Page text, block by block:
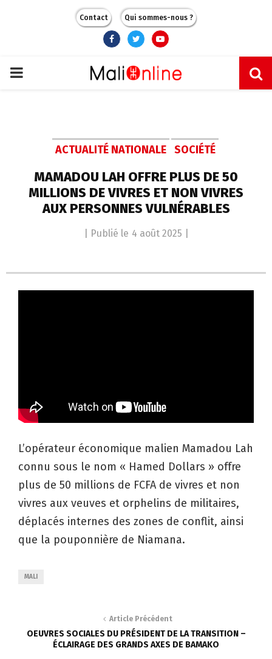
Contact Qui sommes-nous ?
FacebookTwitterYoutube
PRIMARY
ACTUALITÉ NATIONALE SOCIÉTÉ
MAMADOU LAH OFFRE PLUS DE 50
MILLIONS DE VIVRES ET NON VIVRES
AUX PERSONNES VULNÉRABLES
| Publié le 4 août 2025
L’opérateur économique malien Mamadou Lah
connu sous le nom « Hamed Dollars » offre
plus de 50 millions de FCFA de vivres et non
vivres aux veuves et orphelins de militaires,
déplacés internes des zones de conflit, ainsi
que la pouponnière de Niamana.
MALI
Article Précédent
OEUVRES SOCIALES DU PRÉSIDENT DE LA TRANSITION –
ÉCLAIRAGE DES GRANDS AXES DE BAMAKO